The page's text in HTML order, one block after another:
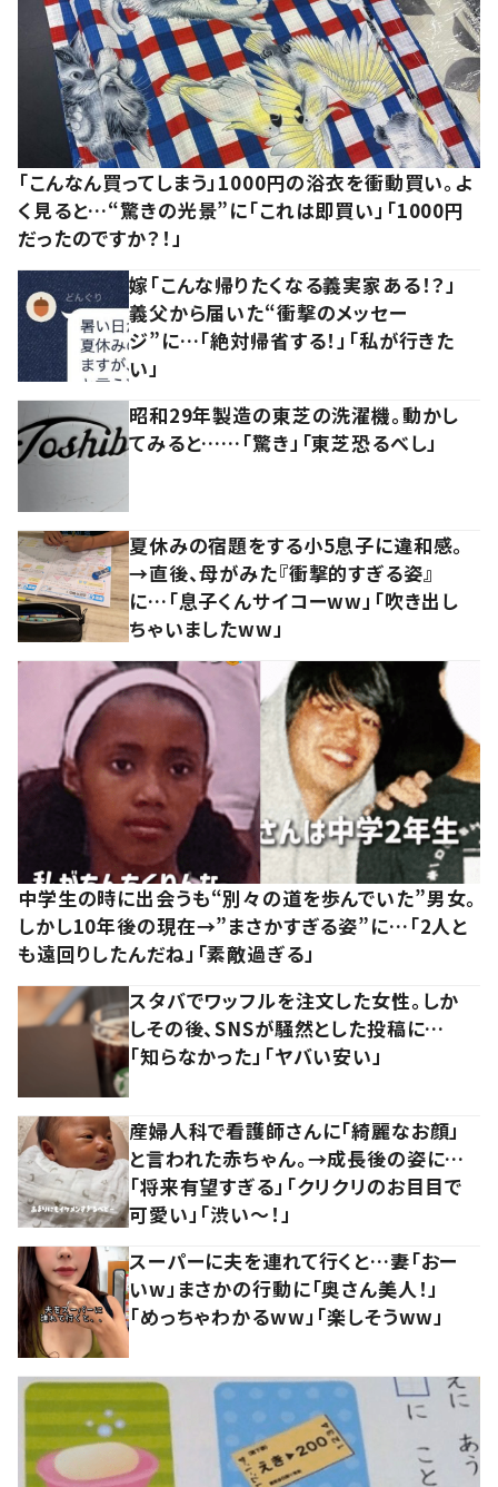
「こんなん買ってしまう」1000円の浴衣を衝動買い。よ
く見ると…“驚きの光景”に「これは即買い」「1000円
だったのですか？！」
嫁「こんな帰りたくなる義実家ある！？」
義父から届いた“衝撃のメッセー
ジ”に…「絶対帰省する！」「私が行きた
い」
昭和29年製造の東芝の洗濯機。動かし
てみると……「驚き」「東芝恐るべし」
夏休みの宿題をする小5息子に違和感。
→直後、母がみた『衝撃的すぎる姿』
に…「息子くんサイコーww」「吹き出し
ちゃいましたww」
中学生の時に出会うも“別々の道を歩んでいた”男女。
しかし10年後の現在→”まさかすぎる姿”に…「2人と
も遠回りしたんだね」「素敵過ぎる」
スタバでワッフルを注文した女性。しか
しその後、SNSが騒然とした投稿に…
「知らなかった」「ヤバい安い」
産婦人科で看護師さんに「綺麗なお顔」
と言われた赤ちゃん。→成長後の姿に…
「将来有望すぎる」「クリクリのお目目で
可愛い」「渋い～！」
スーパーに夫を連れて行くと…妻「おー
いw」まさかの行動に「奥さん美人！」
「めっちゃわかるww」「楽しそうww」